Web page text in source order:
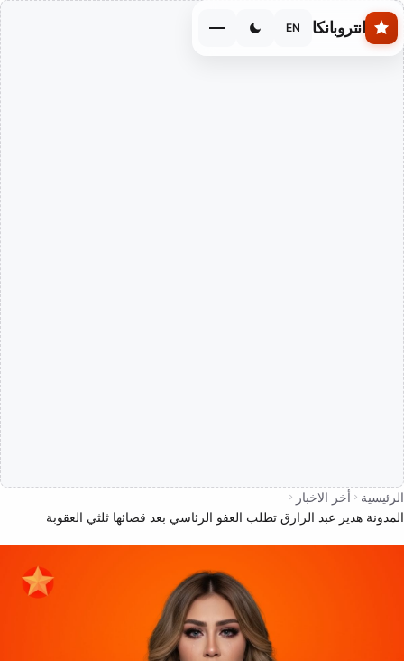
Skip to main content
انتروبانكا EN
الرئيسية
أخر الاخبار
المدونة هدير عبد الرازق تطلب العفو الرئاسي بعد قضائها ثلثي العقوبة